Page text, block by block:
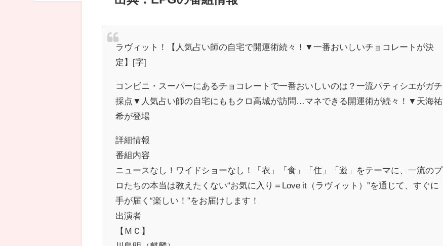
ラヴィット！【人気占い師の自宅で開運術続々！▼一番おいしいチョコレートが決
定】[字]
コンビニ・スーパーにあるチョコレートで一番おいしいのは？一流パティシエがガチ
採点▼人気占い師の自宅にももクロ高城が訪問…マネできる開運術が続々！▼天海祐
希が登場
詳細情報
番組内容
ニュースなし！ワイドショーなし！「衣」「食」「住」「遊」をテーマに、一流のプ
ロたちの本当は教えたくない“お気に入り＝Love it（ラヴィット）”を通じて、すぐに
手が届く“楽しい！”をお届けします！
出演者
【ＭＣ】